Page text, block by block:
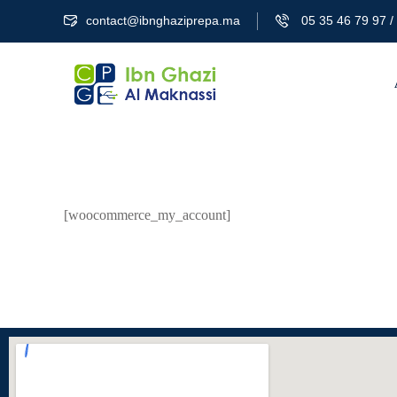
contact@ibnghaziprepa.ma 05 35 46 79 97
[woocommerce_my_account]